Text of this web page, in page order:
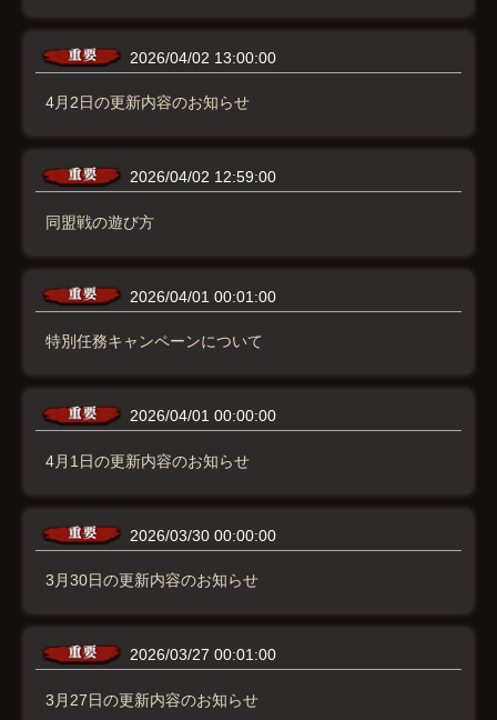
2026/04/02 13:00:00
4月2日の更新内容のお知らせ
2026/04/02 12:59:00
同盟戦の遊び方
2026/04/01 00:01:00
特別任務キャンペーンについて
2026/04/01 00:00:00
4月1日の更新内容のお知らせ
2026/03/30 00:00:00
3月30日の更新内容のお知らせ
2026/03/27 00:01:00
3月27日の更新内容のお知らせ